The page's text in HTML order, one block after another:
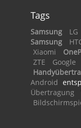
Tags
Samsung LG
Samsung
Xiaomi
ZTE
Google
Android
Übertragung